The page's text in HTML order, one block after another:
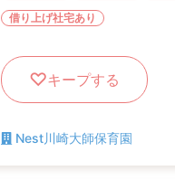
借り上げ社宅あり
キープする
Nest川崎大師保育園